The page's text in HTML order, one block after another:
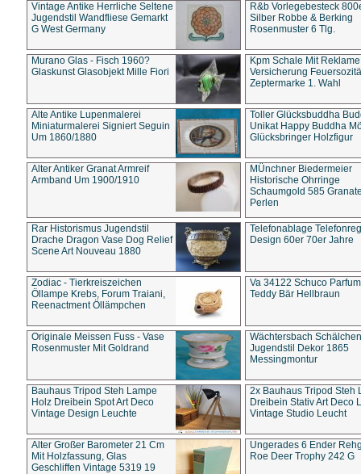
Vintage Antike Herrliche Seltene
Jugendstil Wandfliese Gemarkt
G West Germany
R&b Vorlegebesteck
Silber Robbe & Berking
Rosenmuster 6 Tlg.
Murano Glas - Fisch 1960?
Glaskunst Glasobjekt Mille Fiori
Kpm Schale Mit Reklame
Versicherung
Zeptermarke 1. Wahl
Alte Antike Lupenmalerei
Miniaturmalerei Signiert Seguin
Um 1860/1880
Toller Glücksbuddha
Unikat Happy Buddha
Glücksbringer Holzfigur
Alter Antiker Granat Armreif
Armband Um 1900/1910
MÜnchner Biedermeier
Historische Ohrringe
Schaumgold 585
Perlen
Rar Historismus Jugendstil
Drache Dragon Vase Dog Relief
Scene Art Nouveau 1880
Telefonablage
Design 60er 70er Jahre
Zodiac - Tierkreiszeichen
Öllampe Krebs, Forum Traiani,
Reenactment Öllämpchen
Va 34122 Schuco
Teddy Bär Hellbraun
Originale Meissen Fuss - Vase
Rosenmuster Mit Goldrand
Wächtersbach Schälchen
Jugendstil Dekor 1865
Messingmontur
Bauhaus Tripod Steh Lampe
Holz Dreibein Spot Art Deco
Vintage Design Leuchte
2x Bauhaus Tripod Steh
Dreibein Stativ Art Deco
Vintage Studio Leucht
Alter Großer Barometer 21 Cm
Mit Holzfassung, Glas
Geschliffen Vintage 5319 19
Ungerades 6 Ender
Roe Deer Trophy 242 G